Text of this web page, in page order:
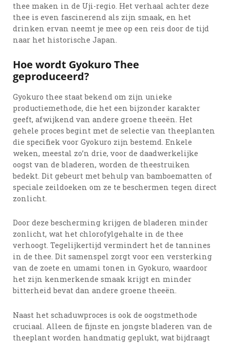
thee maken in de Uji-regio. Het verhaal achter deze
thee is even fascinerend als zijn smaak, en het
drinken ervan neemt je mee op een reis door de tijd
naar het historische Japan.
Hoe wordt Gyokuro Thee
geproduceerd?
Gyokuro thee staat bekend om zijn unieke
productiemethode, die het een bijzonder karakter
geeft, afwijkend van andere groene theeën. Het
gehele proces begint met de selectie van theeplanten
die specifiek voor Gyokuro zijn bestemd. Enkele
weken, meestal zo’n drie, voor de daadwerkelijke
oogst van de bladeren, worden de theestruiken
bedekt. Dit gebeurt met behulp van bamboematten of
speciale zeildoeken om ze te beschermen tegen direct
zonlicht.
Door deze bescherming krijgen de bladeren minder
zonlicht, wat het chlorofylgehalte in de thee
verhoogt. Tegelijkertijd vermindert het de tannines
in de thee. Dit samenspel zorgt voor een versterking
van de zoete en umami tonen in Gyokuro, waardoor
het zijn kenmerkende smaak krijgt en minder
bitterheid bevat dan andere groene theeën.
Naast het schaduwproces is ook de oogstmethode
cruciaal. Alleen de fijnste en jongste bladeren van de
theeplant worden handmatig geplukt, wat bijdraagt